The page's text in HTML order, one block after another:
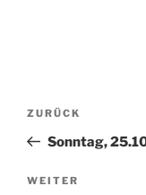
Vorheriger
Beitrag
ZURÜCK
Sonntag,
Nächster
WEITER